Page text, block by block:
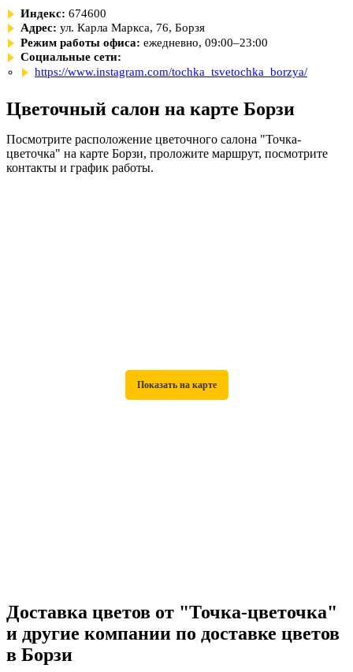
Индекс: 674600
Адрес: ул. Карла Маркса, 76, Борзя
Режим работы офиса: ежедневно, 09:00–23:00
Социальные сети:
https://www.instagram.com/tochka_tsvetochka_borzya/
Цветочный салон на карте Борзи
Посмотрите расположение цветочного салона "Точка-
цветочка" на карте Борзи, проложите маршрут, посмотрите
контакты и график работы.
Доставка цветов от "Точка-цветочка"
и другие компании по доставке цветов
в Борзи